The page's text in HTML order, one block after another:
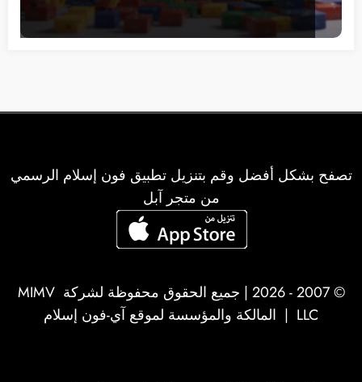
تصفح بشكل أفضل وقم بتنزيل تطبيق فون إسلام الرسمي
من متجر آبل
© 2007 - 2026 | جميع الحقوق محفوظة لشركة
MIMV
LLC | المالكة والمؤسسة لموقع آي-فون إسلام